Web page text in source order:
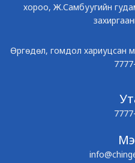
хороо, Ж.Самбуугийн
Өргөдөл, гомдол хариуцсан